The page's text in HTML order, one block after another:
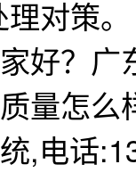
对策。
好？
量怎
,电话